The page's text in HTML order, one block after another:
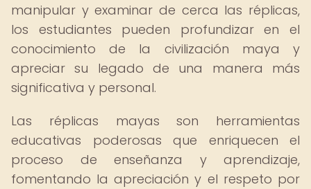
manipular y examinar de cerca las réplicas,
los estudiantes pueden profundizar en el
conocimiento de la civilización maya y
apreciar su legado de una manera más
significativa y personal.
Las réplicas mayas son herramientas
educativas poderosas que enriquecen el
proceso de enseñanza y aprendizaje,
fomentando la apreciación y el respeto por